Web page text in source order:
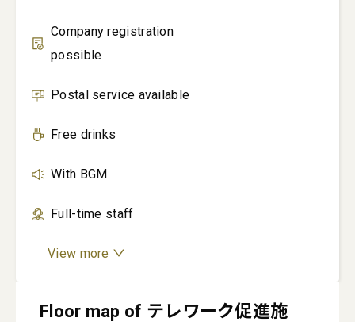
Company registration
possible
Postal service available
Free drinks
With BGM
Full-time staff
View more
Floor map of テレワーク促進施